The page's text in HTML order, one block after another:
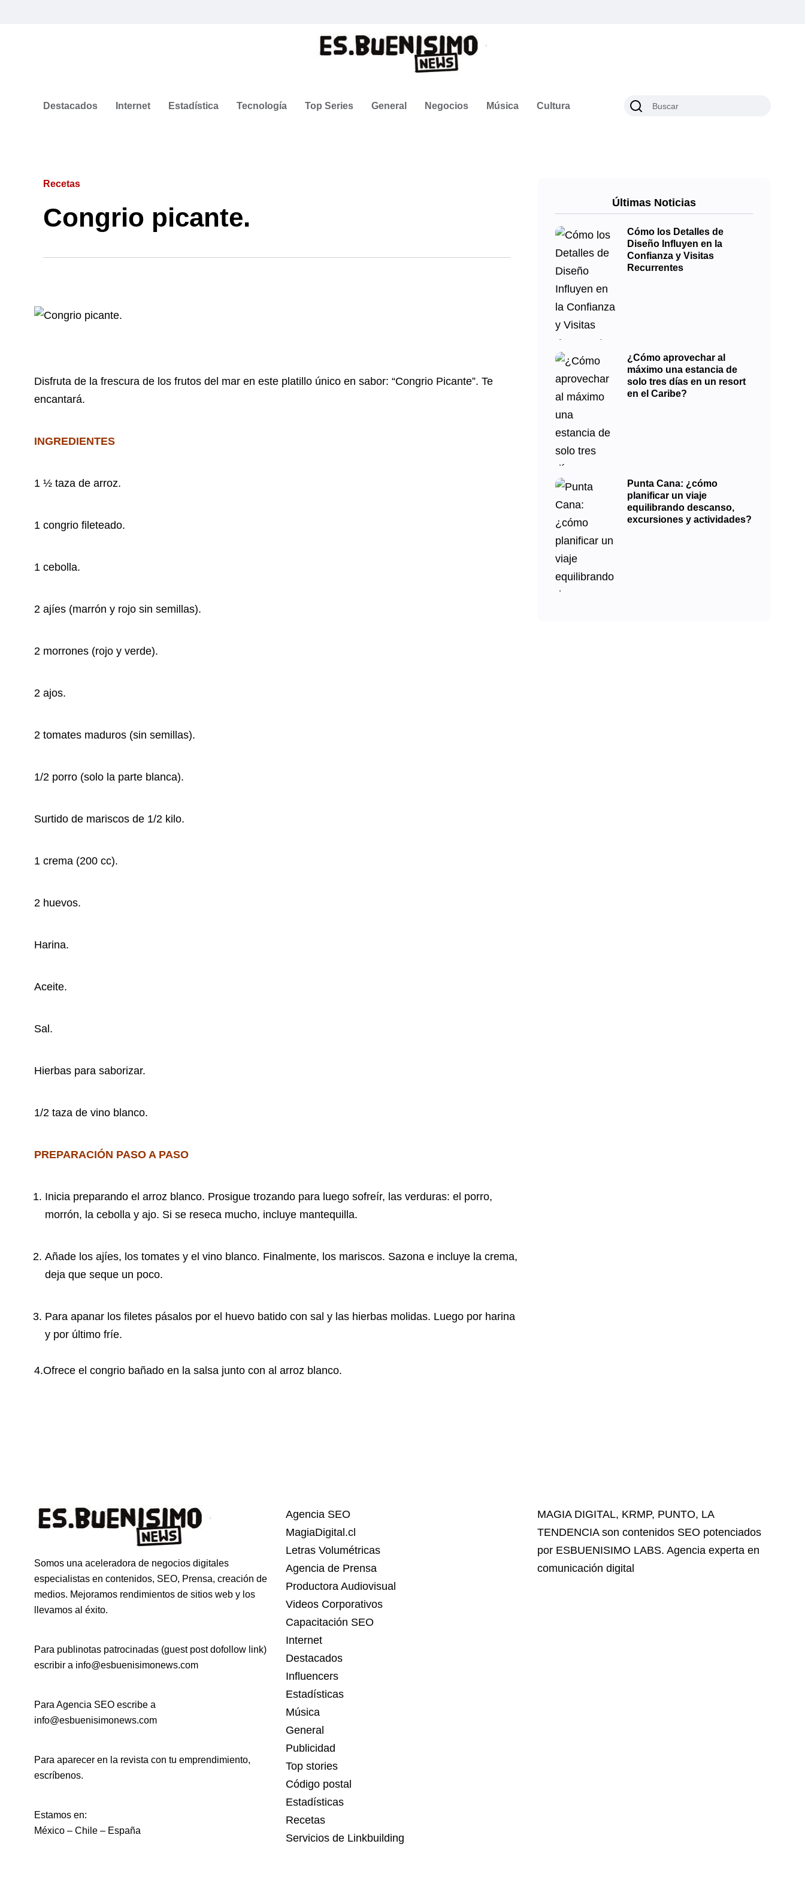
Destacados Internet Estadística Tecnología Top Series General Negocios Música Cultura
Recetas
Congrio picante.
Disfruta de la frescura de los frutos del mar en este platillo único en sabor: “Congrio Picante”. Te
encantará.
INGREDIENTES
1 ½ taza de arroz.
1 congrio fileteado.
1 cebolla.
2 ajíes (marrón y rojo sin semillas).
2 morrones (rojo y verde).
2 ajos.
2 tomates maduros (sin semillas).
1/2 porro (solo la parte blanca).
Surtido de mariscos de 1/2 kilo.
1 crema (200 cc).
2 huevos.
Harina.
Aceite.
Sal.
Hierbas para saborizar.
1/2 taza de vino blanco.
PREPARACIÓN PASO A PASO
Inicia preparando el arroz blanco. Prosigue trozando para luego sofreír, las verduras: el porro,
morrón, la cebolla y ajo. Si se reseca mucho, incluye mantequilla.
Añade los ajíes, los tomates y el vino blanco. Finalmente, los mariscos. Sazona e incluye la crema,
deja que seque un poco.
Para apanar los filetes pásalos por el huevo batido con sal y las hierbas molidas. Luego por harina
y por último fríe.
4.Ofrece el congrio bañado en la salsa junto con al arroz blanco.
Últimas Noticias
Cómo los Detalles de
Diseño Influyen en la
Confianza y Visitas
Recurrentes
¿Cómo aprovechar al
máximo una estancia de
solo tres días en un resort
en el Caribe?
Punta Cana: ¿cómo
planificar un viaje
equilibrando descanso,
excursiones y actividades?
Somos una aceleradora de negocios digitales
especialistas en contenidos, SEO, Prensa, creación de
medios. Mejoramos rendimientos de sitios web y los
llevamos al éxito.
Para publinotas patrocinadas (guest post dofollow link)
escribir a info@esbuenisimonews.com
Para Agencia SEO escribe a
info@esbuenisimonews.com
Para aparecer en la revista con tu emprendimiento,
escríbenos.
Estamos en:
México – Chile – España
Agencia SEO
MagiaDigital.cl
Letras Volumétricas
Agencia de Prensa
Productora Audiovisual
Videos Corporativos
Capacitación SEO
Internet
Destacados
Influencers
Estadísticas
Música
General
Publicidad
Top stories
Código postal
Estadísticas
Recetas
Servicios de Linkbuilding
MAGIA DIGITAL, KRMP, PUNTO, LA
TENDENCIAson contenidos SEO potenciados
por ESBUENISIMO LABS. Agencia experta en
comunicación digital